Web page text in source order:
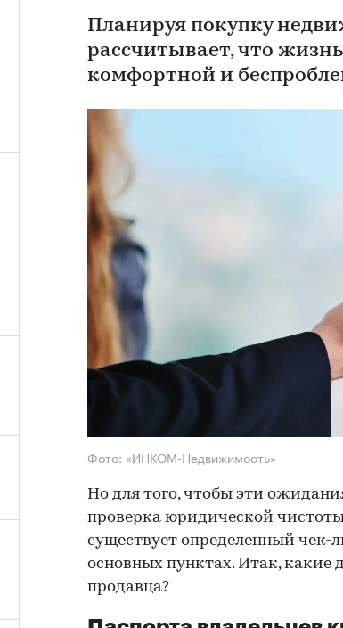
Планируя покупку
рассчитывает, что
комфортной и
Фото: «ИНКОМ-Недвижимость»
Но для того, чтобы эти
проверка юридической
существует определенный чек-
основных пунктах. Итак, какие
продавца?